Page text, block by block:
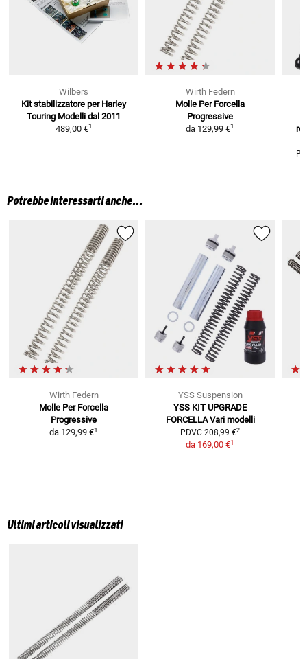
Wilbers
Kit stabilizzatore per Harley
Touring Modelli dal 2011
489,00 €1
Wirth Federn
Molle Per Forcella
Progressive
da 129,99 €1
Potrebbe interessarti anche...
Wirth Federn
Molle Per Forcella
Progressive
da 129,99 €1
YSS Suspension
YSS KIT UPGRADE
FORCELLA Vari modelli
PDVC 208,99 €2
da 169,00 €1
Ultimi articoli visualizzati